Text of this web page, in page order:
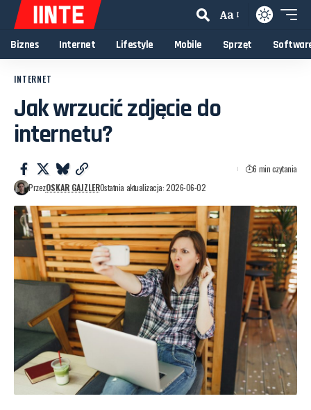
Aa
Biznes Internet Lifestyle Mobile Sprzęt
INTERNET
Jak wrzucić zdjęcie do
internetu?
PrzezOSKAR GAJZLEROstatnia aktualizacja: 2026-06-02
6 min czytania